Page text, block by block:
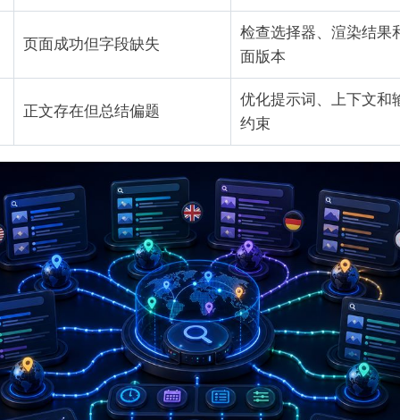
页面成功但字段缺失
检查选择器、渲染结果
面版本
正文存在但总结偏题
优化提示词、上下文和
约束